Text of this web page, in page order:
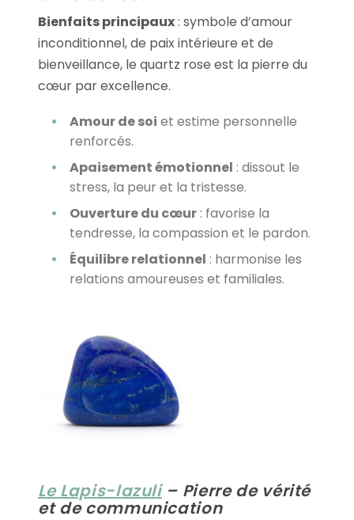
Bienfaits principaux: symbole d’amour
inconditionnel, de paix intérieure et de
bienveillance, le quartz rose est la pierre du
cœur par excellence.
Amour de soi et estime personnelle
renforcés.
Apaisement émotionnel : dissout le
stress, la peur et la tristesse.
Ouverture du cœur : favorise la
tendresse, la compassion et le pardon.
Équilibre relationnel : harmonise les
relations amoureuses et familiales.
Le Lapis-lazuli– Pierre de vérité
et de communication